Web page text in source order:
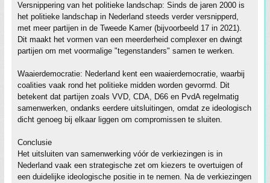
Versnippering van het politieke landschap: Sinds de jaren 2000 is
het politieke landschap in Nederland steeds verder versnipperd,
met meer partijen in de Tweede Kamer (bijvoorbeeld 17 in 2021).
Dit maakt het vormen van een meerderheid complexer en dwingt
partijen om met voormalige "tegenstanders" samen te werken.
Waaierdemocratie: Nederland kent een waaierdemocratie, waarbij
coalities vaak rond het politieke midden worden gevormd. Dit
betekent dat partijen zoals VVD, CDA, D66 en PvdA regelmatig
samenwerken, ondanks eerdere uitsluitingen, omdat ze ideologisch
dicht genoeg bij elkaar liggen om compromissen te sluiten.
Conclusie
Het uitsluiten van samenwerking vóór de verkiezingen is in
Nederland vaak een strategische zet om kiezers te overtuigen of
een duidelijke ideologische positie in te nemen. Na de verkiezingen